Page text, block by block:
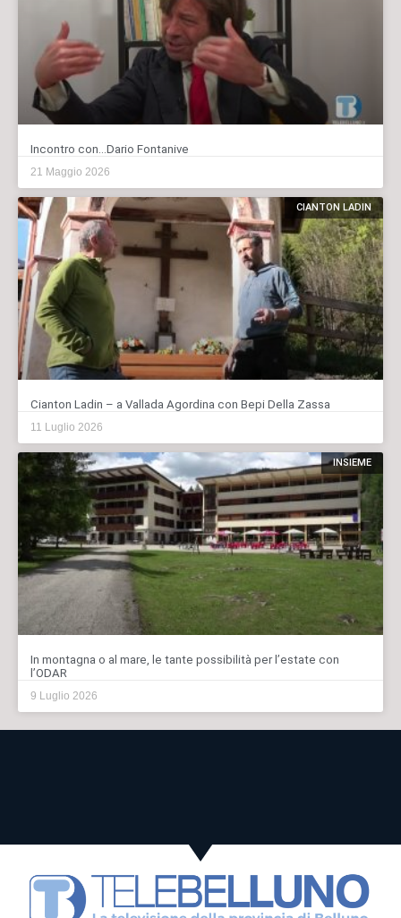
Incontro con…Dario Fontanive
21 Maggio 2026
CIANTON LADIN
Cianton Ladin – a Vallada Agordina con Bepi Della Zassa
11 Luglio 2026
INSIEME
In montagna o al mare, le tante possibilità per l’estate con
l’ODAR
9 Luglio 2026